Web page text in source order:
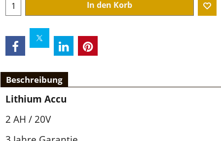
In den Korb
Beschreibung
Lithium Accu
2 AH / 20V